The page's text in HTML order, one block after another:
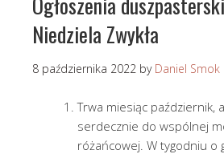
Niedziela Zwykła
8 października 2022 by Daniel Smok
Trwa miesiąc październik,
serdecznie do wspólnej
różańcowej. W tygodniu o